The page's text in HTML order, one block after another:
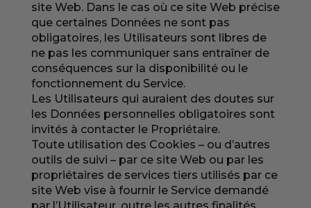
site Web. Dans le cas où ce site Web précise
que certaines Données ne sont pas
obligatoires, les Utilisateurs sont libres de
ne pas les communiquer sans entraîner de
conséquences sur la disponibilité ou le
fonctionnement du Service.
Les Utilisateurs qui auraient des doutes sur
les Données personnelles obligatoires sont
invités à contacter le Propriétaire.
Toute utilisation des Cookies – ou d’autres
outils de suivi – par ce site Web ou par les
propriétaires de services tiers utilisés par ce
site Web vise à fournir le Service demandé